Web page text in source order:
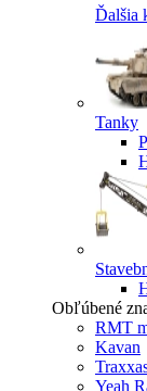
Ďalšia
Tanky
Obľúbené
RMT
Kavan
Yeah